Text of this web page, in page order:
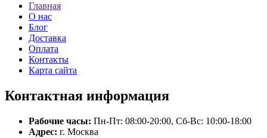
Главная
О нас
Блог
Доставка
Оплата
Контакты
Карта сайта
Контактная информация
Рабочие часы: Пн-Пт: 08:00-20:00, Сб-Вс: 10:00-18:00
Адрес: г. Москва